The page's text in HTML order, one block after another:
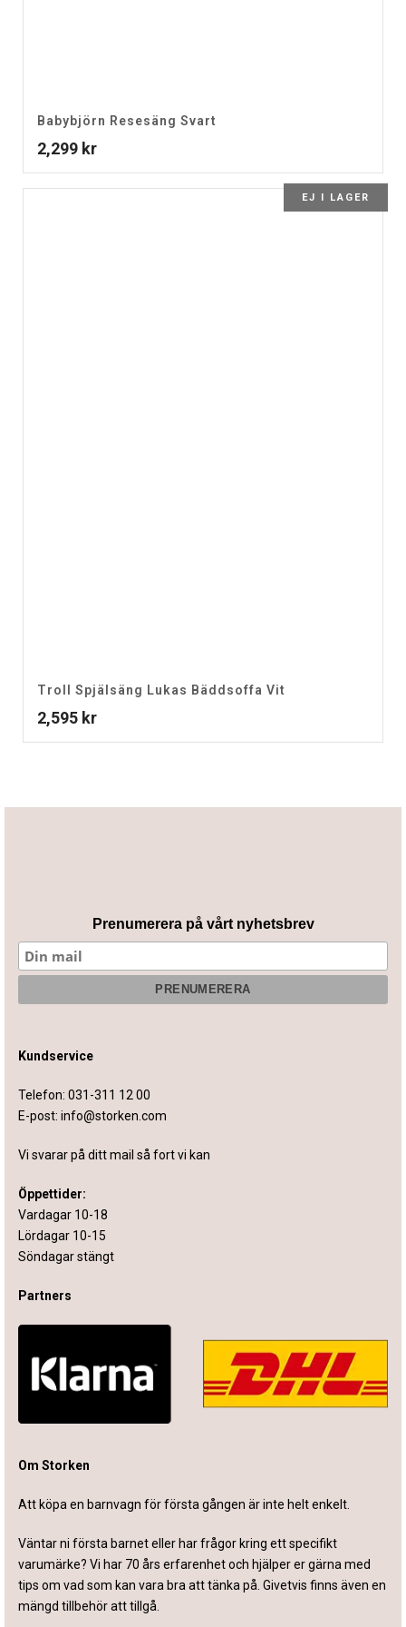
Babybjörn Resesäng Svart
2,299 kr
EJ I LAGER
Troll Spjälsäng Lukas Bäddsoffa Vit
2,595 kr
Prenumerera på vårt nyhetsbrev
Kundservice
Telefon: 031-311 12 00
E-post: info@storken.com
Vi svarar på ditt mail så fort vi kan
Öppettider:
Vardagar 10-18
Lördagar 10-15
Söndagar stängt
Partners
Om Storken
Att köpa en barnvagn för första gången är inte helt enkelt.
Väntar ni första barnet eller har frågor kring ett specifikt
varumärke? Vi har 70 års erfarenhet och hjälper er gärna med
tips om vad som kan vara bra att tänka på. Givetvis finns även en
mängd tillbehör att tillgå.